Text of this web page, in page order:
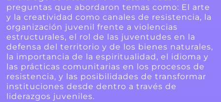
preguntas que abordaron temas como: El arte
y la creatividad como canales de resistencia, la
organización juvenil frente a violencias
estructurales, el rol de las juventudes en la
defensa del territorio y de los bienes naturales,
la importancia de la espiritualidad, el idioma y
las prácticas comunitarias en los procesos de
resistencia, y las posibilidades de transformar
instituciones desde dentro a través de
liderazgos juveniles.